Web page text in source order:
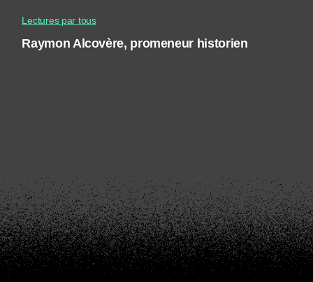
Lectures par tous
Raymon Alcovère, promeneur historien